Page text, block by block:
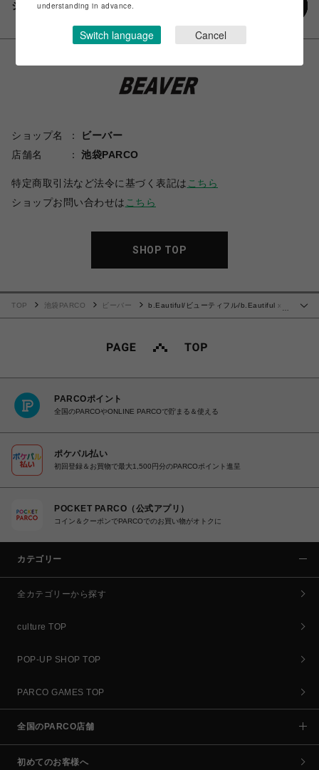
シェアする
ショップ名
ビーバー
店舗名
池袋PARCO
特定商取引法など法令に基づく表記は こちら
ショップお問い合わせは こちら
SHOP TOP
TOP 池袋PARCO ビーバー
b.Eautiful/ビューティフル/b.Eautiful x
PARCOポイント
全国のPARCOやONLINE PARCOで貯まる＆使える
ポケパル払い
初回登録＆お買物で最大1,500円分のPARCOポイント進呈
POCKET PARCO（公式アプリ）
コイン＆クーポンでPARCOでのお買い物がオトクに
カテゴリー
全カテゴリーから探す
culture TOP
POP-UP SHOP TOP
PARCO GAMES TOP
全国のPARCO店舗
初めてのお客様へ
understanding in advance.
Switch language Cancel